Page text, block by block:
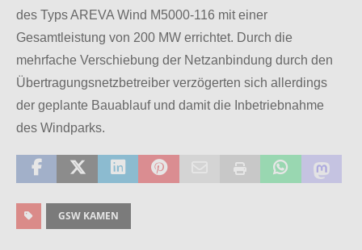
des Typs AREVA Wind M5000-116 mit einer
Gesamtleistung von 200 MW errichtet. Durch die
mehrfache Verschiebung der Netzanbindung durch den
Übertragungsnetzbetreiber verzögerten sich allerdings
der geplante Bauablauf und damit die Inbetriebnahme
des Windparks.
GSW KAMEN